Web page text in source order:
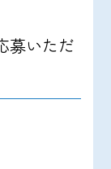
募いただ